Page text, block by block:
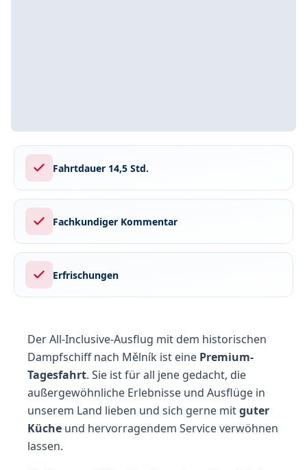
Fahrtdauer 14,5 Std.
Fachkundiger Kommentar
Erfrischungen
Der All-Inclusive-Ausflug mit dem historischen
Dampfschiff nach Mělník ist eine Premium-
Tagesfahrt. Sie ist für all jene gedacht, die
außergewöhnliche Erlebnisse und Ausflüge in
unserem Land lieben und sich gerne mitguter
Küche und hervorragendem Service verwöhnen
lassen.